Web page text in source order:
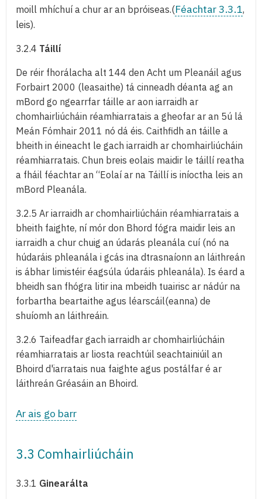
moill mhíchuí a chur ar an bpróiseas.(Féachtar 3.3.1,
leis).
3.2.4 Táillí
De réir fhorálacha alt 144 den Acht um Pleanáil agus
Forbairt 2000 (leasaithe) tá cinneadh déanta ag an
mBord go ngearrfar táille ar aon iarraidh ar
chomhairliúcháin réamhiarratais a gheofar ar an 5ú lá
Meán Fómhair 2011 nó dá éis. Caithfidh an táille a
bheith in éineacht le gach iarraidh ar chomhairliúcháin
réamhiarratais. Chun breis eolais maidir le táillí reatha
a fháil féachtar an “Eolaí ar na Táillí is iníoctha leis an
mBord Pleanála.
3.2.5 Ar iarraidh ar chomhairliúcháin réamhiarratais a
bheith faighte, ní mór don Bhord fógra maidir leis an
iarraidh a chur chuig an údarás pleanála cuí (nó na
húdaráis phleanála i gcás ina dtrasnaíonn an láithreán
is ábhar limistéir éagsúla údaráis phleanála). Is éard a
bheidh san fhógra litir ina mbeidh tuairisc ar nádúr na
forbartha beartaithe agus léarscáil(eanna) de
shuíomh an láithreáin.
3.2.6 Taifeadfar gach iarraidh ar chomhairliúcháin
réamhiarratais ar liosta reachtúil seachtainiúil an
Bhoird d'iarratais nua faighte agus postálfar é ar
láithreán Gréasáin an Bhoird.
Ar ais go barr
3.3 Comhairliúcháin
3.3.1 Ginearálta